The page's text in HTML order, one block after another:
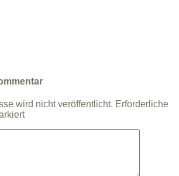
wird nicht veröffentlicht. Erforderliche